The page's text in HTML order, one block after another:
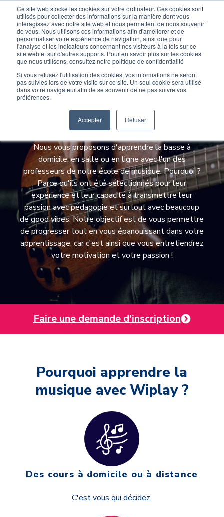
Ce site web stocke les cookies sur votre ordinateur. Ces cookies sont
utilisés pour collecter des informations sur la manière dont vous
interagissez avec notre site web et nous permettent de nous souvenir
de vous. Nous utilisons ces informations afin d'améliorer et de
personnaliser votre expérience de navigation, ainsi que pour
l'analyse et les indicateurs concernant nos visiteurs à la fois sur ce
site web et sur d'autres supports. Pour en savoir plus sur les cookies
que nous utilisons, consultez notre politique de confidentialité
Si vous refusez l'utilisation des cookies, vos informations ne seront
pas suivies lors de votre visite sur ce site. Un seul cookie sera utilisé
dans votre navigateur afin de se souvenir de ne pas suivre vos
préférences.
Accepter Refuser
Devenir élève Devenir Prof
Cours de basse avec
Wiplay
Nous vous proposons d'apprendre la basse à
domicile, en salle ou en ligne avec l'un des
professeurs de notre école de musique. Pourquoi ?
Parce qu'ils ont été sélectionnés pour leur
expérience et leur capacité à transmettre leur
passion avec pédagogie et surtout avec beaucoup
de good vibes. Notre objectif est de vous permettre
de progresser tout en vous épanouissant dans votre
apprentissage, car c'est ainsi que vous entretiendrez
votre motivation et votre passion !
Faire une demande d'inscription
Pourquoi apprendre la
musique avec Wiplay ?
Des cours à domicile ou à distance
C'est vous qui décidez.